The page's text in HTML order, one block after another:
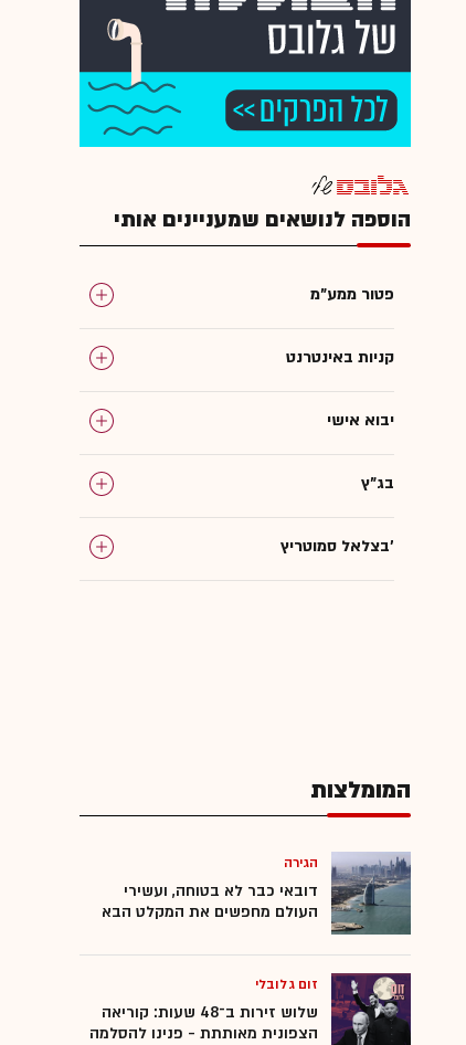
הוספה לנושאים שמעניינים אותי
פטור ממע"מ
קניות באינטרנט
יבוא אישי
בג"ץ
בצלאל סמוטריץ'
שחר תורג'מן
מסחר מקוון
המומלצות
הגירה
דובאי כבר לא בטוחה, ועשירי
העולם מחפשים את המקלט הבא
זום גלובלי
שלוש זירות ב־48 שעות: קוריאה
הצפונית מאותתת - פנינו להסלמה